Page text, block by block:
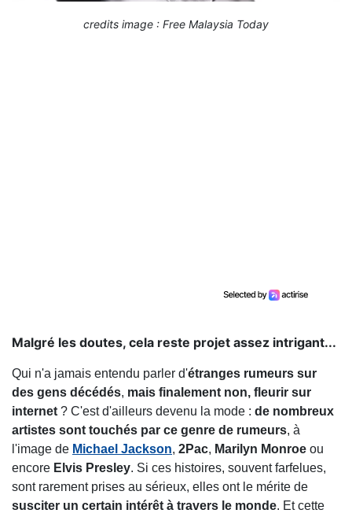
credits image : Free Malaysia Today
Malgré les doutes, cela reste projet assez intrigant...
Qui n'a jamais entendu parler d'étranges rumeurs sur
des gens décédés, mais finalement non, fleurir sur
internet ? C'est d'ailleurs devenu la mode : de nombreux
artistes sont touchés par ce genre de rumeurs, à
l'image de Michael Jackson, 2Pac, Marilyn Monroe ou
encore Elvis Presley. Si ces histoires, souvent farfelues,
sont rarement prises au sérieux, elles ont le mérite de
susciter un certain intérêt à travers le monde. Et cette